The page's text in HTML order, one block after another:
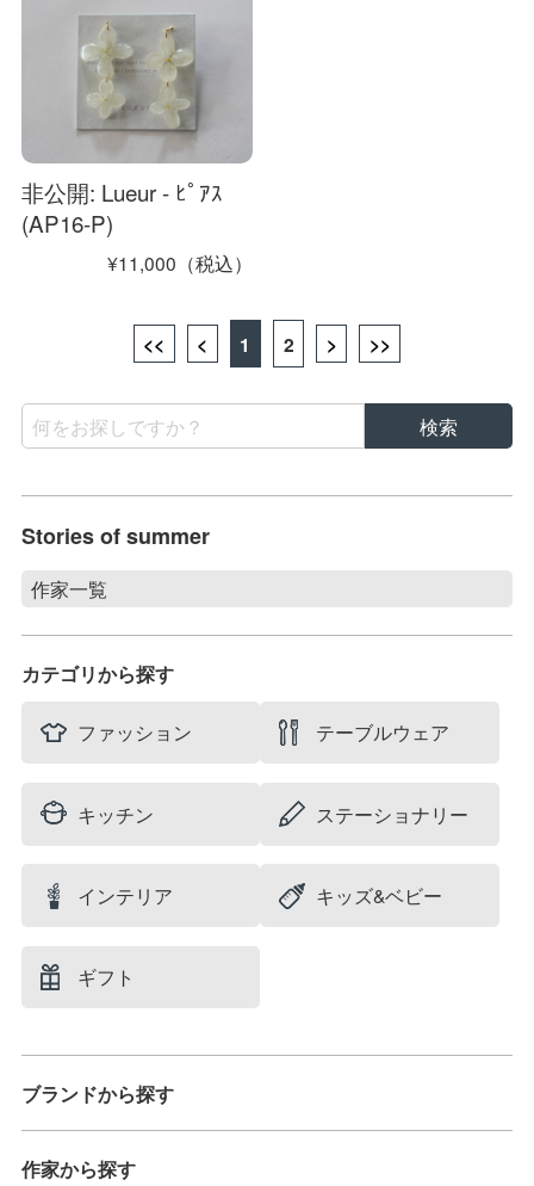
非公開: Lueur - ﾋﾟｱｽ
(AP16-P)
¥11,000（税込）
<< < 1 2 > >>
Stories of summer
作家一覧
Stories of summer
maison du suzume
カテゴリから探す
ファッション テーブルウェア
キッチン ステーショナリー
インテリア キッズ&ベビー
ギフト
ブランドから探す
作家から探す